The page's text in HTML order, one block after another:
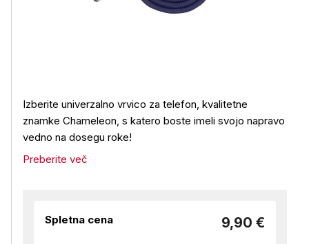
Izberite univerzalno vrvico za telefon, kvalitetne
znamke Chameleon, s katero boste imeli svojo napravo
vedno na dosegu roke!
Preberite več
Spletna cena 9,90 €